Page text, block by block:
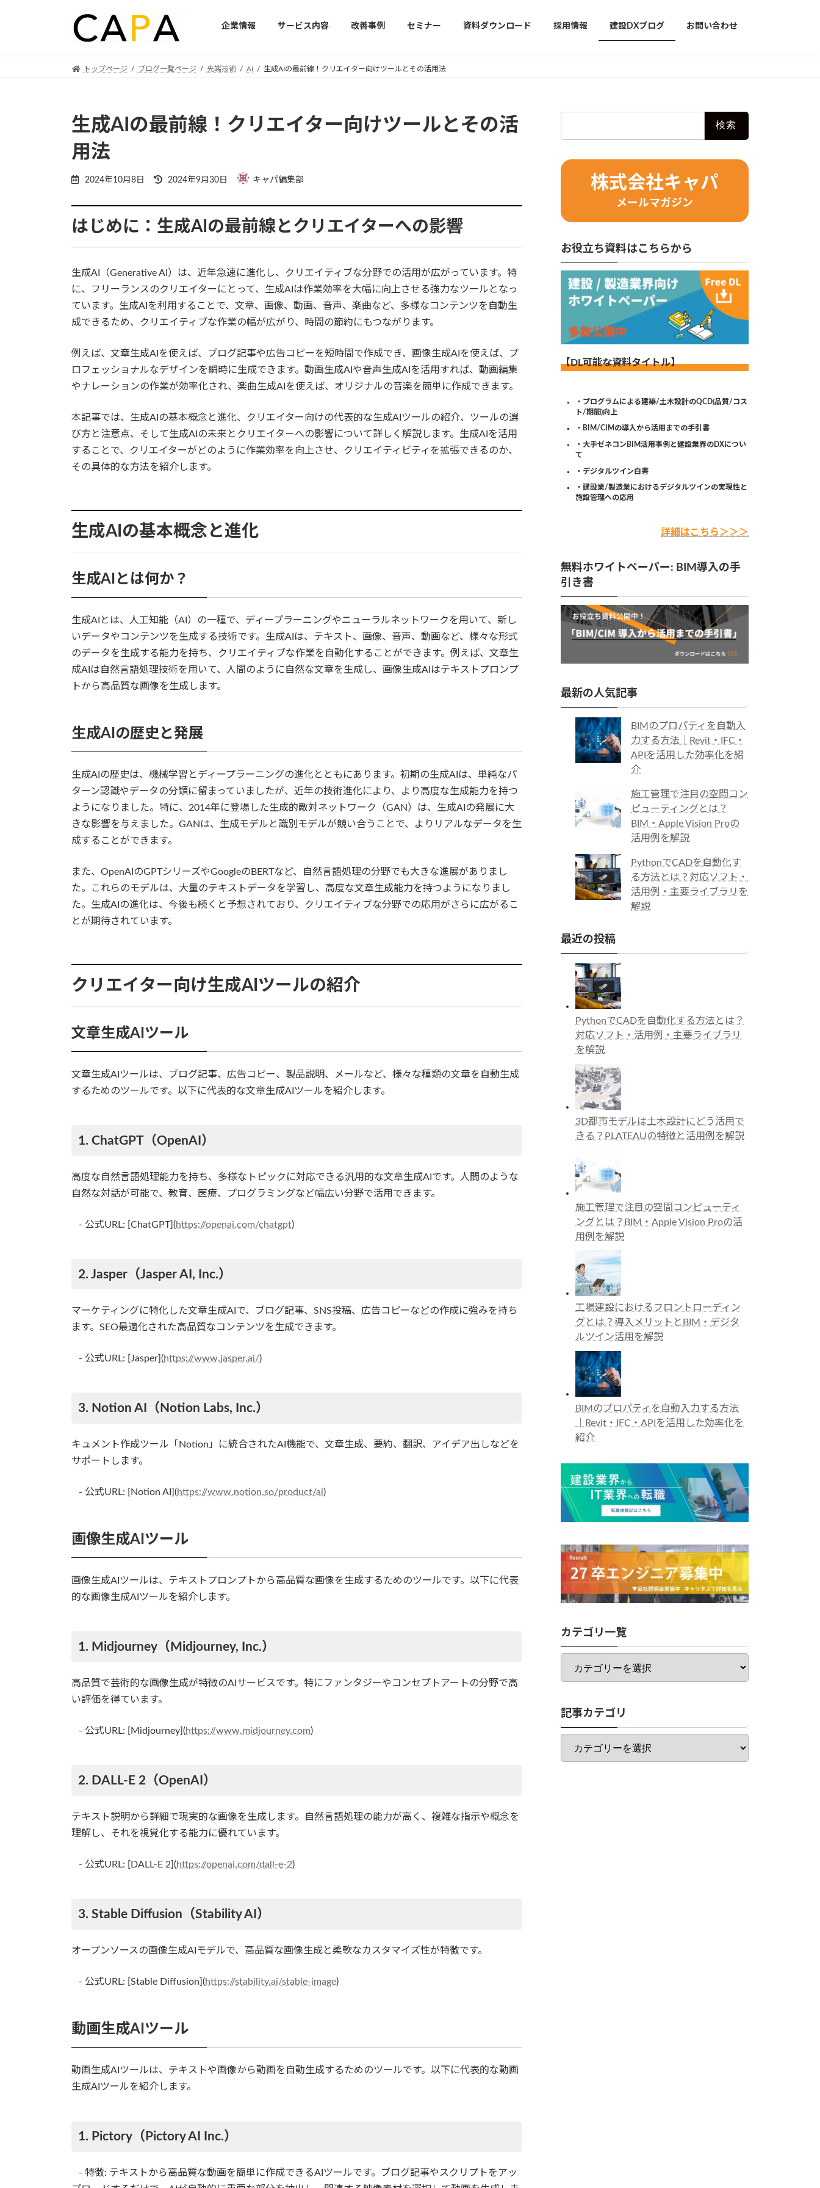
企業情報 サービス内容 改善事例 セミナー 資料ダウンロード 採用情報 建設DXブログ お問い合わせ
トップページ ブログ一覧ページ 先端技術 AI 生成AIの最前線！クリエイター向けツールとその活用法
生成AIの最前線！クリエイター向けツールとその活
用法
2024年10月8日
Last
updated
2024年9月30日 キャパ編集部
はじめに：生成AIの最前線とクリエイターへの影響
生成AI（Generative AI）は、近年急速に進化し、クリエイティブな分野での活用が広がっています。特
に、フリーランスのクリエイターにとって、生成AIは作業効率を大幅に向上させる強力なツールとなっ
ています。生成AIを利用することで、文章、画像、動画、音声、楽曲など、多様なコンテンツを自動生
成できるため、クリエイティブな作業の幅が広がり、時間の節約にもつながります。
例えば、文章生成AIを使えば、ブログ記事や広告コピーを短時間で作成でき、画像生成AIを使えば、プ
ロフェッショナルなデザインを瞬時に生成できます。動画生成AIや音声生成AIを活用すれば、動画編集
やナレーションの作業が効率化され、楽曲生成AIを使えば、オリジナルの音楽を簡単に作成できます。
本記事では、生成AIの基本概念と進化、クリエイター向けの代表的な生成AIツールの紹介、ツールの選
び方と注意点、そして生成AIの未来とクリエイターへの影響について詳しく解説します。生成AIを活用
することで、クリエイターがどのように作業効率を向上させ、クリエイティビティを拡張できるのか、
その具体的な方法を紹介します。
生成AIの基本概念と進化
生成AIとは何か？
生成AIとは、人工知能（AI）の一種で、ディープラーニングやニューラルネットワークを用いて、新し
いデータやコンテンツを生成する技術です。生成AIは、テキスト、画像、音声、動画など、様々な形式
のデータを生成する能力を持ち、クリエイティブな作業を自動化することができます。例えば、文章生
成AIは自然言語処理技術を用いて、人間のように自然な文章を生成し、画像生成AIはテキストプロンプ
トから高品質な画像を生成します。
生成AIの歴史と発展
生成AIの歴史は、機械学習とディープラーニングの進化とともにあります。初期の生成AIは、単純なパ
ターン認識やデータの分類に留まっていましたが、近年の技術進化により、より高度な生成能力を持つ
ようになりました。特に、2014年に登場した生成的敵対ネットワーク（GAN）は、生成AIの発展に大
きな影響を与えました。GANは、生成モデルと識別モデルが競い合うことで、よりリアルなデータを生
成することができます。
また、OpenAIのGPTシリーズやGoogleのBERTなど、自然言語処理の分野でも大きな進展がありまし
た。これらのモデルは、大量のテキストデータを学習し、高度な文章生成能力を持つようになりまし
た。生成AIの進化は、今後も続くと予想されており、クリエイティブな分野での応用がさらに広がるこ
とが期待されています。
クリエイター向け生成AIツールの紹介
文章生成AIツール
文章生成AIツールは、ブログ記事、広告コピー、製品説明、メールなど、様々な種類の文章を自動生成
するためのツールです。以下に代表的な文章生成AIツールを紹介します。
1. ChatGPT（OpenAI）
高度な自然言語処理能力を持ち、多様なトピックに対応できる汎用的な文章生成AIです。人間のような
自然な対話が可能で、教育、医療、プログラミングなど幅広い分野で活用できます。
- 公式URL: [ChatGPT](https://openai.com/chatgpt)
2. Jasper（Jasper AI, Inc.）
マーケティングに特化した文章生成AIで、ブログ記事、SNS投稿、広告コピーなどの作成に強みを持ち
ます。SEO最適化された高品質なコンテンツを生成できます。
- 公式URL: [Jasper](https://www.jasper.ai/)
3. Notion AI（Notion Labs, Inc.）
キュメント作成ツール「Notion」に統合されたAI機能で、文章生成、要約、翻訳、アイデア出しなどを
サポートします。
- 公式URL: [Notion AI](https://www.notion.so/product/ai)
画像生成AIツール
画像生成AIツールは、テキストプロンプトから高品質な画像を生成するためのツールです。以下に代表
的な画像生成AIツールを紹介します。
1. Midjourney（Midjourney, Inc.）
高品質で芸術的な画像生成が特徴のAIサービスです。特にファンタジーやコンセプトアートの分野で高
い評価を得ています。
- 公式URL: [Midjourney](https://www.midjourney.com)
2. DALL-E 2（OpenAI）
テキスト説明から詳細で現実的な画像を生成します。自然言語処理の能力が高く、複雑な指示や概念を
理解し、それを視覚化する能力に優れています。
- 公式URL: [DALL-E 2](https://openai.com/dall-e-2)
3. Stable Diffusion（Stability AI）
オープンソースの画像生成AIモデルで、高品質な画像生成と柔軟なカスタマイズ性が特徴です。
- 公式URL: [Stable Diffusion](https://stability.ai/stable-image)
動画生成AIツール
動画生成AIツールは、テキストや画像から動画を自動生成するためのツールです。以下に代表的な動画
生成AIツールを紹介します。
1. Pictory（Pictory AI Inc.）
- 特徴: テキストから高品質な動画を簡単に作成できるAIツールです。ブログ記事やスクリプトをアッ
株式会社キャパ
メールマガジン
お役立ち資料はこちらから
【DL可能な資料タイトル】
・プログラムによる建築/土木設計のQCD(品質/コス
ト/期間)向上
・BIM/CIMの導入から活用までの手引書
・大手ゼネコンBIM活用事例と建設業界のDXについ
て
・デジタルツイン白書
・建設業/製造業におけるデジタルツインの実現性と
施設管理への応用
詳細はこちら＞＞＞
無料ホワイトペーパー: BIM導入の手
引き書
最新の人気記事
BIMのプロパティを自動入
力する方法｜Revit・IFC・
APIを活用した効率化を紹
介
施工管理で注目の空間コン
ピューティングとは？
BIM・Apple Vision Proの
活用例を解説
PythonでCADを自動化す
る方法とは？対応ソフト・
活用例・主要ライブラリを
解説
最近の投稿
PythonでCADを自動化する方法とは？
対応ソフト・活用例・主要ライブラリ
を解説
3D都市モデルは土木設計にどう活用で
きる？PLATEAUの特徴と活用例を解説
施工管理で注目の空間コンピューティ
ングとは？BIM・Apple Vision Proの活
用例を解説
工場建設におけるフロントローディン
グとは？導入メリットとBIM・デジタ
ルツイン活用を解説
BIMのプロパティを自動入力する方法
｜Revit・IFC・APIを活用した効率化を
紹介
カテゴリ一覧
カ
ゴ
一
覧
記事カテゴリ
記
カ